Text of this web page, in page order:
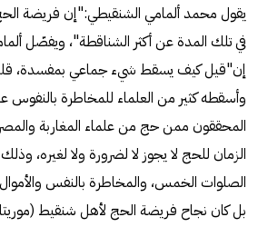
يقول محمد ألمامي الشنقيطي:"إن فريضة
في تلك المدة عن أكثر الشناقطة"، ويفصّل
إن"قيل كيف يسقط شيء جماعي بمفسدة،
وأسقطه كثير من العلماء للمخاطرة
المحققون ممن حج من علماء المغاربة
الزمان للحج لا يجوز لا لضرورة ولا لغيره،
الصلوات الخمس، والمخاطرة بالنفس
بل كان نجاح فريضة الحج لأهل شنقيط